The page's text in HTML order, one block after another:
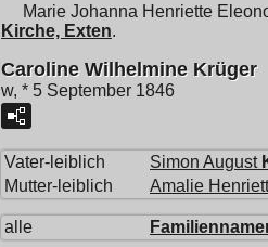
Marie Johanna Henriette
Kirche, Exten.
Caroline Wilhelmine Krüger
w, * 5 September 1846
Vater-leiblich Simon August
Mutter-leiblich
Amalie
alle